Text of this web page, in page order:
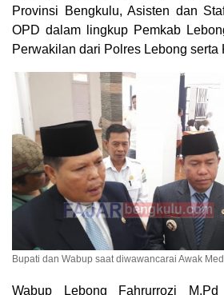
Provinsi Bengkulu, Asisten dan
OPD dalam lingkup Pemkab
Perwakilan dari Polres Lebong serta
Bupati dan Wabup saat diwawancarai Awak
Wabup Lebong Fahrurrozi M.Pd